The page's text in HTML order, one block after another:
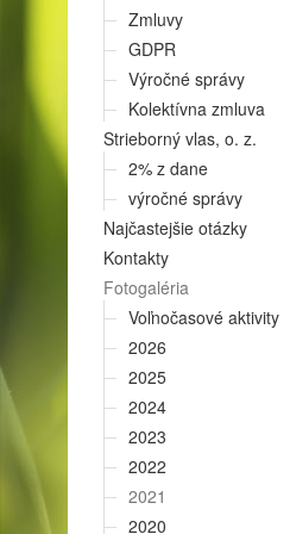
Zmluvy
GDPR
Výročné správy
Kolektívna zmluva
Strieborný vlas, o. z.
2% z dane
výročné správy
Najčastejšie otázky
Kontakty
Fotogaléria
Voľnočasové aktivity
2026
2025
2024
2023
2022
2021
2020